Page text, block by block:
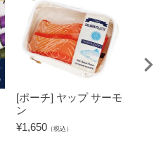
[ポーチ] ヤップ サーモ
ン
¥1,650 （税込）